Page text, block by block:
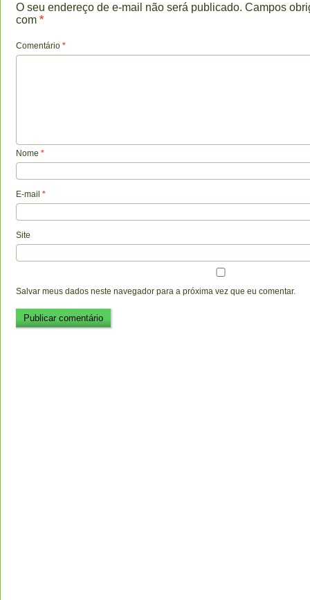
O seu endereço de e-mail não será publicado. Campos
com *
Comentário *
Nome *
E-mail *
Site
Salvar meus dados neste navegador para a próxima vez que eu comentar.